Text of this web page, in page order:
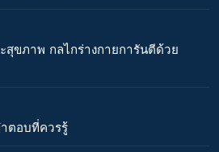
ขภาพ กลไกร่างกายการันตีด้วย
ตอบที่ควรรู้